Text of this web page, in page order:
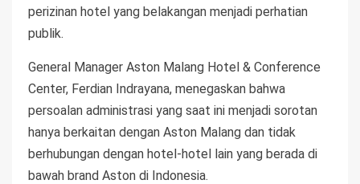
perizinan hotel yang belakangan menjadi perhatian
publik.
General Manager Aston Malang Hotel & Conference
Center, Ferdian Indrayana, menegaskan bahwa
persoalan administrasi yang saat ini menjadi sorotan
hanya berkaitan dengan Aston Malang dan tidak
berhubungan dengan hotel-hotel lain yang berada di
bawah brand Aston di Indonesia.